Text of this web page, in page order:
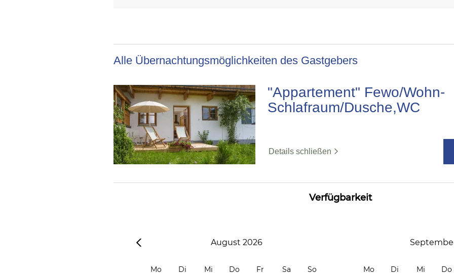
Alle Übernachtungsmöglichkeiten des Gastgebers
"Appartement" Fewo/Wohn-
Schlafraum/Dusche,WC
Details schließen
Verfügbarkeit
August 2026
Mo Di Mi Do Fr Sa So Mo Di Mi Do